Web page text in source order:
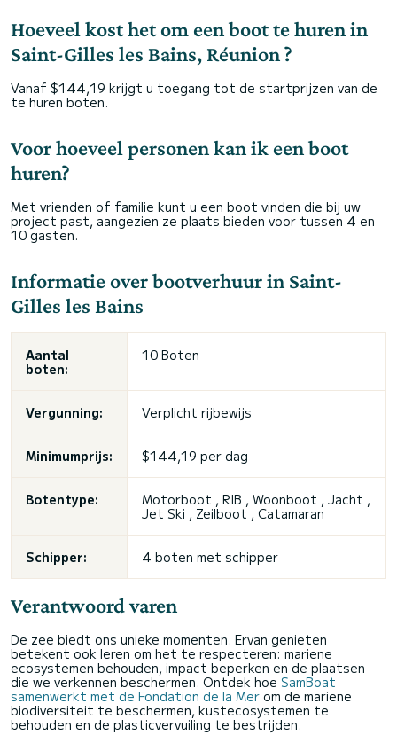
Hoeveel kost het om een boot te huren in
Saint-Gilles les Bains, Réunion ?
Vanaf $144,19 krijgt u toegang tot de startprijzen van de
te huren boten.
Voor hoeveel personen kan ik een boot
huren?
Met vrienden of familie kunt u een boot vinden die bij uw
project past, aangezien ze plaats bieden voor tussen 4 en
10 gasten.
Informatie over bootverhuur in Saint-
Gilles les Bains
Aantal
boten:
10 Boten
Vergunning: Verplicht rijbewijs
Minimumprijs: $144,19 per dag
Botentype:
Motorboot , RIB , Woonboot , Jacht ,
Jet Ski , Zeilboot , Catamaran
Schipper: 4 boten met schipper
Verantwoord varen
De zee biedt ons unieke momenten. Ervan genieten
betekent ook leren om het te respecteren: mariene
ecosystemen behouden, impact beperken en de plaatsen
die we verkennen beschermen. Ontdek hoe SamBoat
samenwerkt met de Fondation de la Mer om de mariene
biodiversiteit te beschermen, kustecosystemen te
behouden en de plasticvervuiling te bestrijden.